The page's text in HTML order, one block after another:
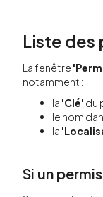
Liste des
La fenêtre
notamment :
la 'Clé' du
le nom
la
Si un